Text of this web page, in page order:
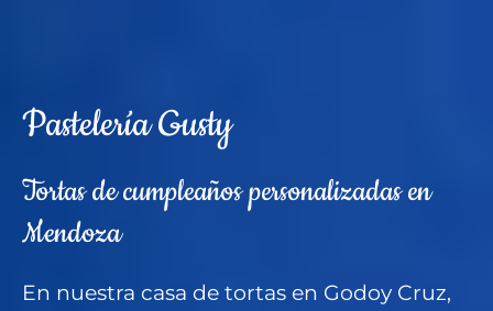
Pastelería Gusty
Tortas de cumpleaños personalizadas en
Mendoza
En nuestra casa de tortas en Godoy Cruz,